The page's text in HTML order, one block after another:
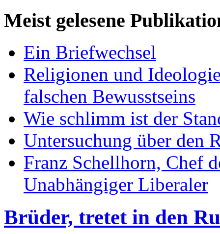
Meist gelesene
Ein Briefwechsel
Religionen und
falschen Bewusstseins
Wie schlimm ist der
Untersuchung über den
Franz Schellhorn, Chef
Unabhängiger Liberaler
Brüder, tretet in den